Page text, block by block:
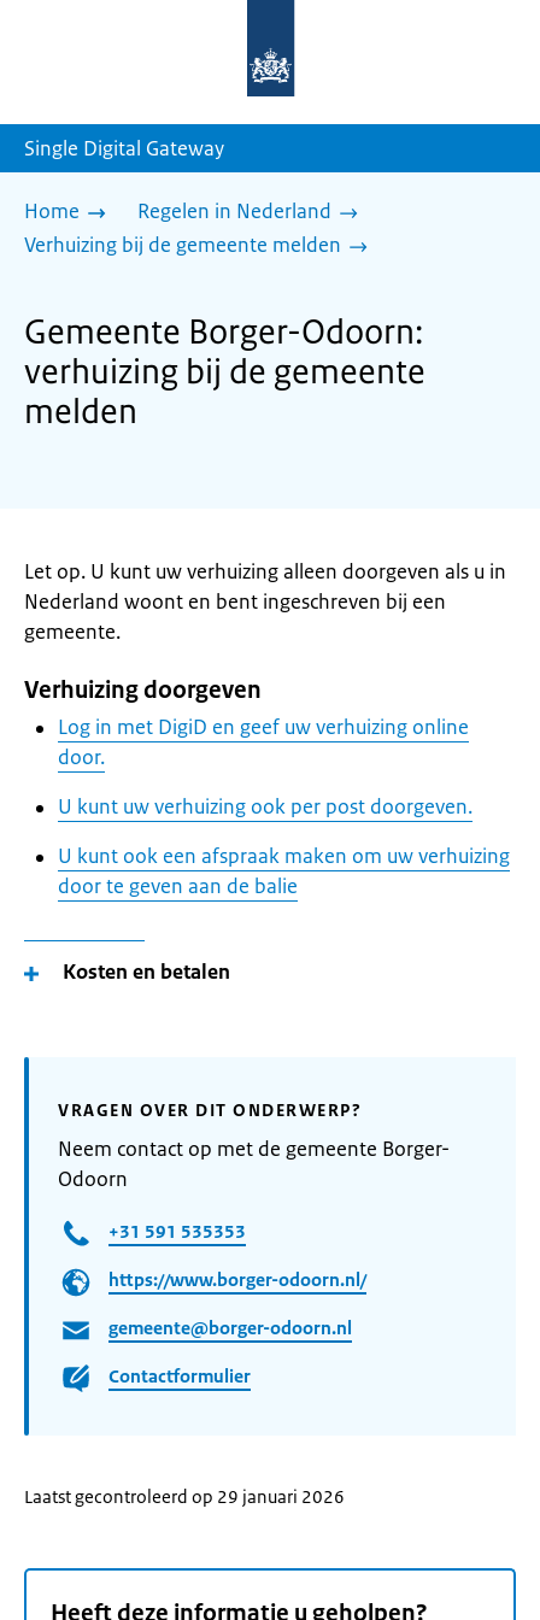
homepage
Single Digital Gateway
Home
Regelen in Nederland
Verhuizing bij de gemeente melden
Gemeente Borger-Odoorn:
verhuizing bij de gemeente
melden
Let op. U kunt uw verhuizing alleen doorgeven als u in
Nederland woont en bent ingeschreven bij een
gemeente.
Verhuizing doorgeven
Log in met DigiD en geef uw verhuizing online
door.
U kunt uw verhuizing ook per post doorgeven.
U kunt ook een afspraak maken om uw verhuizing
door te geven aan de balie
Kosten en betalen
VRAGEN OVER DIT ONDERWERP?
Neem contact op met de gemeente Borger-
Odoorn
+31 591 535353
https://www.borger-odoorn.nl/
gemeente@borger-odoorn.nl
Contactformulier
Laatst gecontroleerd op 29 januari 2026
Heeft deze informatie u geholpen?